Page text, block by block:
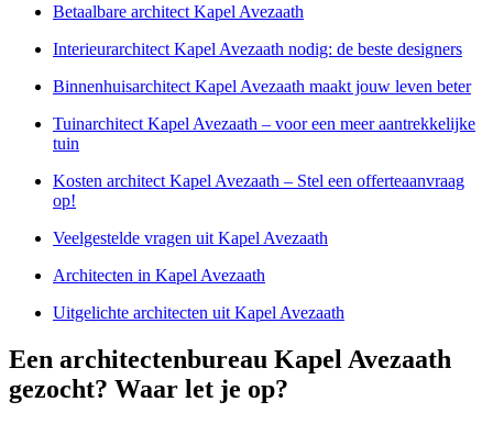
Betaalbare architect Kapel Avezaath
Interieurarchitect Kapel Avezaath nodig: de beste designers
Binnenhuisarchitect Kapel Avezaath maakt jouw leven beter
Tuinarchitect Kapel Avezaath – voor een meer aantrekkelijke
tuin
Kosten architect Kapel Avezaath – Stel een offerteaanvraag
op!
Veelgestelde vragen uit Kapel Avezaath
Architecten in Kapel Avezaath
Uitgelichte architecten uit Kapel Avezaath
Een architectenbureau Kapel Avezaath
gezocht? Waar let je op?